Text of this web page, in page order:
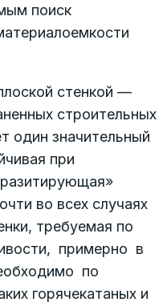
поиск
стенкой —
строительных
один значительный
при
во всех случаях
требуемая по
примерно в
по
горячекатаных и